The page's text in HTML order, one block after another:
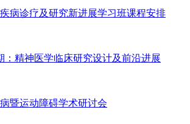
病诊疗及研究新进展学习班课程安排
：精神医学临床研究设计及前沿进展
暨运动障碍学术研讨会